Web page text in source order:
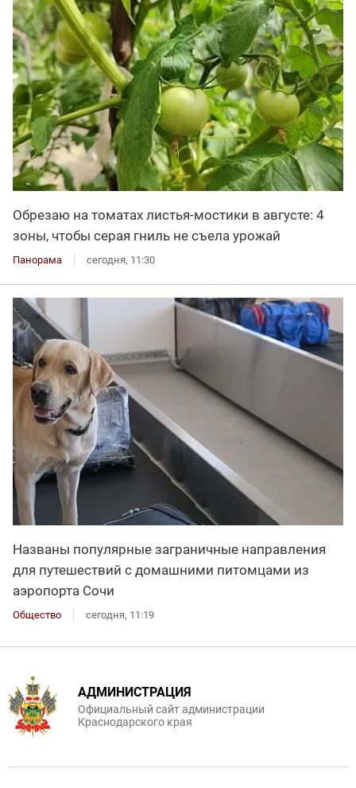
Обрезаю на томатах листья-мостики в августе: 4
зоны, чтобы серая гниль не съела урожай
Панорама сегодня, 11:30
Названы популярные заграничные направления
для путешествий с домашними питомцами из
аэропорта Сочи
Общество сегодня, 11:19
АДМИНИСТРАЦИЯ
Официальный сайт администрации
Краснодарского края